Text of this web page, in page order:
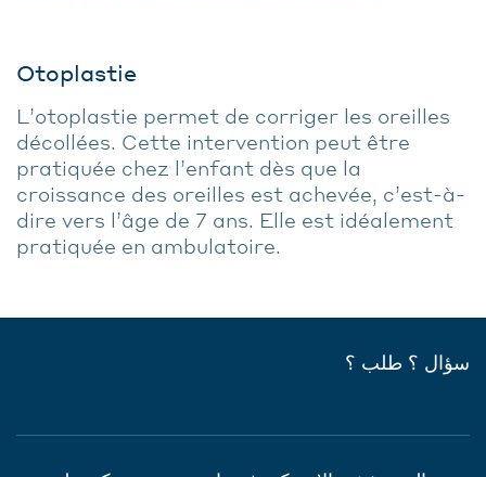
Otoplastie
L’otoplastie permet de corriger les oreilles
décollées. Cette intervention peut être
pratiquée chez l’enfant dès que la
croissance des oreilles est achevée, c’est-à-
dire vers l’âge de 7 ans. Elle est idéalement
pratiquée en ambulatoire.
سؤال ؟ طلب ؟